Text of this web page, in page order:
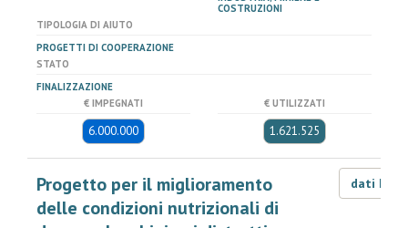
COSTRUZIONI
TIPOLOGIA DI AIUTO
PROGETTI DI COOPERAZIONE
STATO
FINALIZZAZIONE
€ IMPEGNATI
6.000.000
€ UTILIZZATI
1.621.525
Progetto per il miglioramento
delle condizioni nutrizionali di
dati LOD